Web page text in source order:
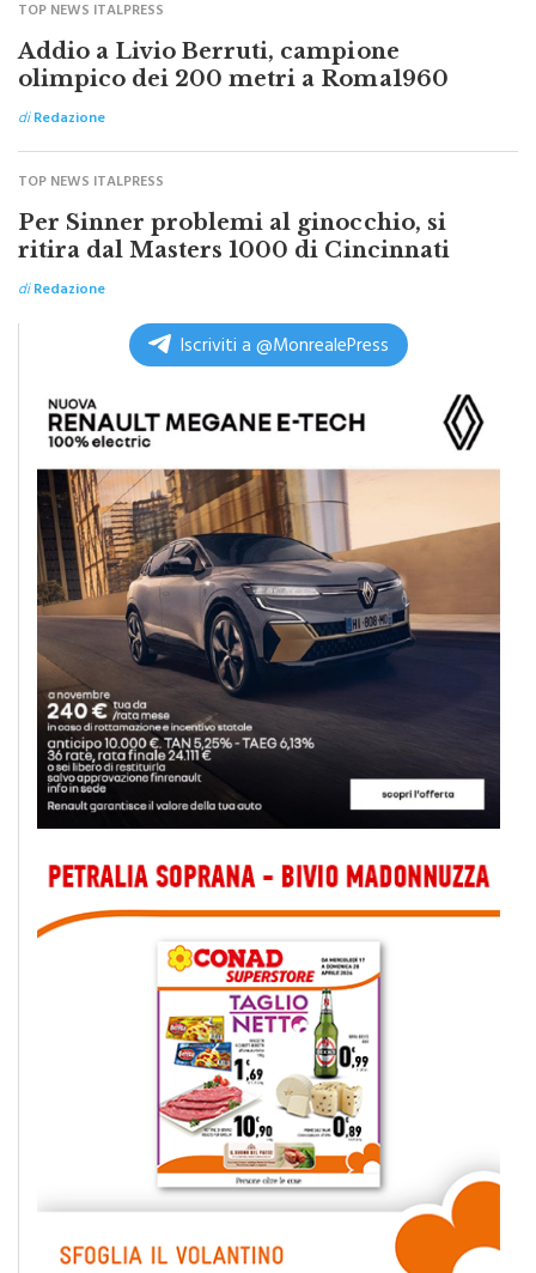
Addio a Livio Berruti, campione
olimpico dei 200 metri a Roma1960
diRedazione
TOP NEWS ITALPRESS
Per Sinner problemi al ginocchio, si
ritira dal Masters 1000 di Cincinnati
diRedazione
Iscriviti a @MonrealePress